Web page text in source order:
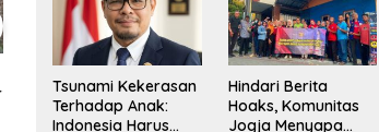
Operasi, Polda Gelar Forum
Penguatan MBG
RKP DIY
Alumni
Gelar
Tsunami Kekerasan
Terhadap Anak:
Indonesia Harus
Hindari Berita
Hoaks, Komunitas
Jogja Menyapa